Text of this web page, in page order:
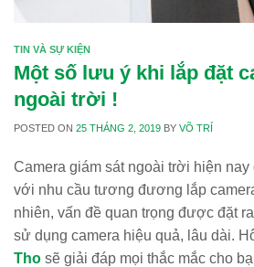
TIN VÀ SỰ KIỆN
Một số lưu ý khi lắp đặt
ngoài trời !
POSTED ON25 THÁNG 2, 2019 BYVÕ TRÍ
Camera giám sát ngoài trời hiện
với nhu cầu tương đương lắp
nhiên, vấn đề quan trọng được đặt
sử dụng camera hiệu quả, lâu dài.
Tho sẽ giải đáp mọi thắc mắc cho